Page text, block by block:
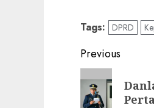
Tags: DPRD
Post
navigation
Previous
Previous
post: